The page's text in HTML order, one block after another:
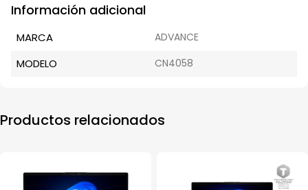
Información adicional
MARCA ADVANCE
MODELO CN4058
Productos relacionados